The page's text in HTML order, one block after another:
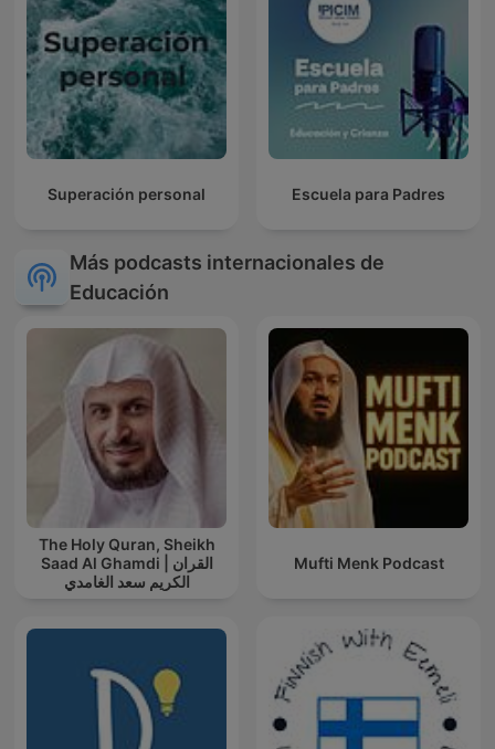
Superación personal Escuela para Padres
Más podcasts internacionales de
Educación
The Holy Quran, Sheikh
Saad Al Ghamdi | القران
الكريم سعد الغامدي
Mufti Menk Podcast